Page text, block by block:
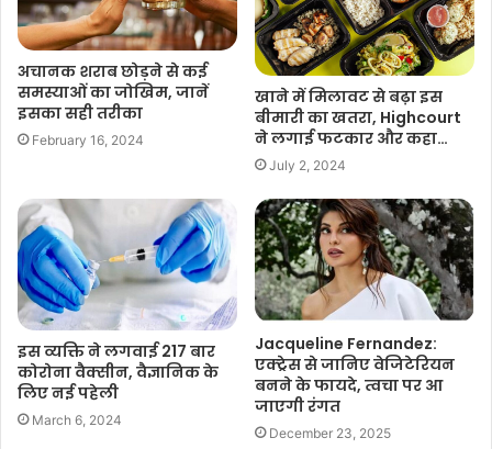
अचानक शराब छोड़ने से कई
समस्याओं का जोखिम, जानें
इसका सही तरीका
February 16, 2024
खाने में मिलावट से बढ़ा इस
बीमारी का खतरा, Highcourt
ने लगाई फटकार और कहा…
July 2, 2024
इस व्यक्ति ने लगवाई 217 बार
कोरोना वैक्सीन, वैज्ञानिक के
लिए नई पहेली
March 6, 2024
Jacqueline Fernandez:
एक्ट्रेस से जानिए वेजिटेरियन
बनने के फायदे, त्वचा पर आ
जाएगी रंगत
December 23, 2025